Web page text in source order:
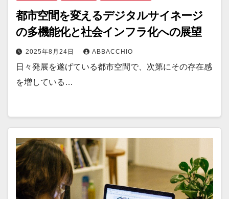
都市空間を変えるデジタルサイネージ
の多機能化と社会インフラ化への展望
2025年8月24日 ABBACCHIO
日々発展を遂げている都市空間で、次第にその存在感
を増している…